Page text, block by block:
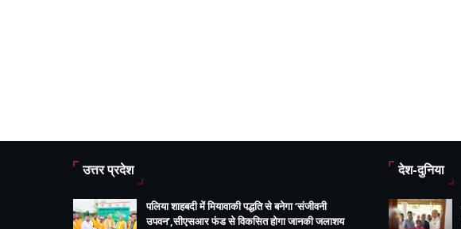
उत्तर प्रदेश
पलिया शाहबदी में मियावाकी पद्धति से बनेगा ‘संजीवनी
उपवन’,सीएसआर फंड से विकसित होगा जानकी जलाशय
देश-दुनिया